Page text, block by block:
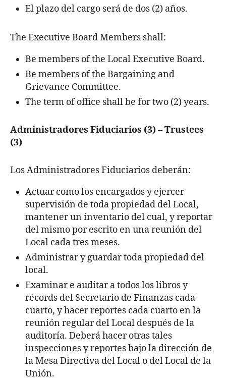
El plazo del cargo será de dos (2) años.
The Executive Board Members shall:
Be members of the Local Executive Board.
Be members of the Bargaining and
Grievance Committee.
The term of office shall be for two (2) years.
Administradores Fiduciarios (3) – Trustees
(3)
Los Administradores Fiduciarios deberán:
Actuar como los encargados y ejercer
supervisión de toda propiedad del Local,
mantener un inventario del cual, y reportar
del mismo por escrito en una reunión del
Local cada tres meses.
Administrar y guardar toda propiedad del
local.
Examinar e auditar a todos los libros y
récords del Secretario de Finanzas cada
cuarto, y hacer reportes cada cuarto en la
reunión regular del Local después de la
auditoría. Deberá hacer otras tales
inspecciones y reportes bajo la dirección de
la Mesa Directiva del Local o del Local de la
Unión.